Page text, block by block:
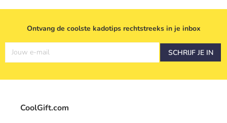
Ontvang de coolste kadotips rechtstreeks in je inbox
Jouw e-mail SCHRIJF JE IN
CoolGift.com